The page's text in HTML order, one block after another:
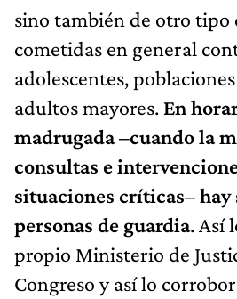
sino también de otro tipo
cometidas en general
adolescentes,
adultos mayores. En
madrugada –cuando la
consultas e
situaciones críticas– hay
personas de guardia. Así
propio Ministerio de
Congreso y así lo